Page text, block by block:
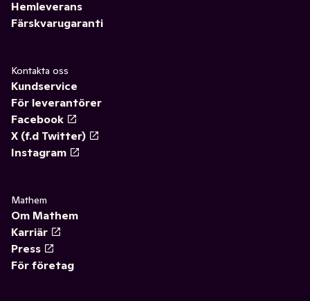
Hemleverans
Färskvarugaranti
Kontakta oss
Kundservice
För leverantörer
Facebook
X (f.d Twitter)
Instagram
Mathem
Om Mathem
Karriär
Press
För företag